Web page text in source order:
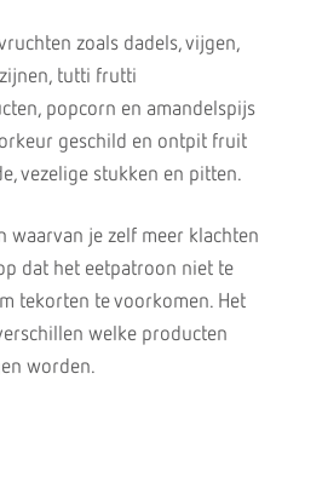
zoals dadels, vijgen,
tutti frutti
popcorn en amandelspijs
geschild en ontpit fruit
vezelige stukken en pitten.
waarvan je zelf meer klachten
dat het eetpatroon niet te
tekorten te voorkomen. Het
welke producten
worden.